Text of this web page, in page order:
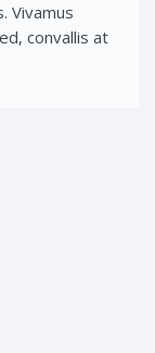
Vivamus
convallis at